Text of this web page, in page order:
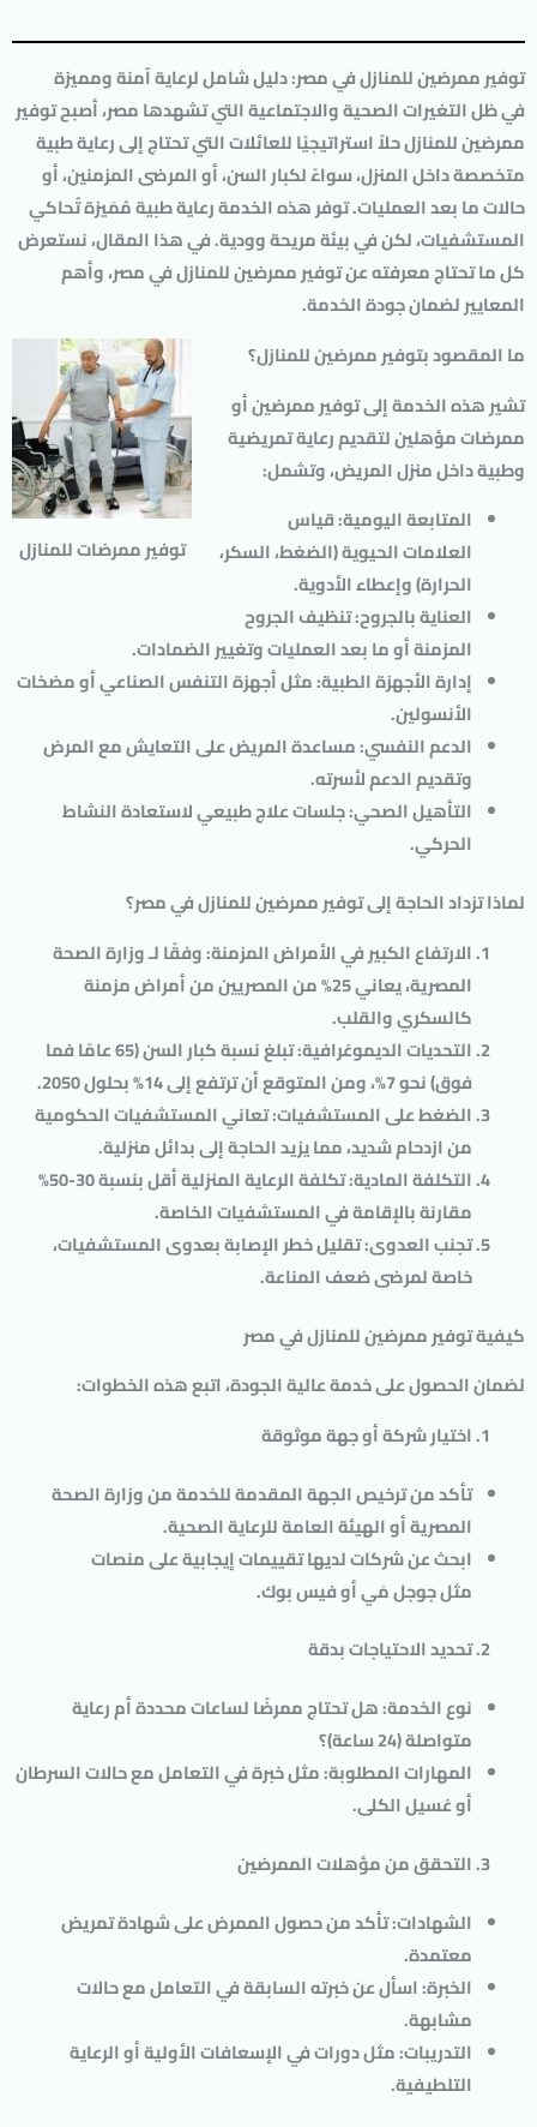
توفير ممرضين للمنازل في مصر: دليل شامل لرعاية آمنة ومميزة
في ظل التغيرات الصحية والاجتماعية التي تشهدها مصر، أصبحتوفير
ممرضين للمنازلحلاً استراتيجيًا للعائلات التي تحتاج إلى رعاية طبية
متخصصة داخل المنزل، سواءً لكبار السن، أو المرضى المزمنين، أو
حالات ما بعد العمليات. توفر هذه الخدمة رعاية طبية مُمَيزة تُحاكي
المستشفيات، لكن في بيئة مريحة وودية. في هذا المقال، نستعرض
كل ما تحتاج معرفته عنتوفير ممرضين للمنازل في مصر، وأهم
المعايير لضمان جودة الخدمة.
توفير ممرضات للمنازل
ما المقصود بتوفير ممرضين للمنازل؟
تشير هذه الخدمة إلى توفير ممرضين أو
ممرضات مؤهلين لتقديم رعاية تمريضية
وطبية داخل منزل المريض، وتشمل:
المتابعة اليومية: قياس
العلامات الحيوية (الضغط، السكر،
الحرارة) وإعطاء الأدوية.
العناية بالجروح: تنظيف الجروح
المزمنة أو ما بعد العمليات وتغيير الضمادات.
إدارة الأجهزة الطبية: مثل أجهزة التنفس الصناعي أو مضخات
الأنسولين.
الدعم النفسي: مساعدة المريض على التعايش مع المرض
وتقديم الدعم لأسرته.
التأهيل الصحي: جلسات علاج طبيعي لاستعادة النشاط
الحركي.
لماذا تزداد الحاجة إلى توفير ممرضين للمنازل في مصر؟
الارتفاع الكبير في الأمراض المزمنة: وفقًا لـوزارة الصحة
المصرية
، يعاني 25% من المصريين من أمراض مزمنة
كالسكري والقلب.
التحديات الديموغرافية
: تبلغ نسبة كبار السن (65 عامًا فما
فوق) نحو 7%، ومن المتوقع أن ترتفع إلى 14% بحلول 2050.
الضغط على المستشفيات: تعاني المستشفيات الحكومية
من ازدحام شديد، مما يزيد الحاجة إلى بدائل منزلية.
التكلفة المادية
: تكلفة الرعاية المنزلية أقل بنسبة 30-50%
مقارنة بالإقامة في المستشفيات الخاصة.
تجنب العدوى: تقليل خطر الإصابة بعدوى المستشفيات،
خاصة لمرضى ضعف المناعة.
كيفية توفير ممرضين للمنازل في مصر
لضمان الحصول على خدمة عالية الجودة، اتبع هذه الخطوات:
اختيار شركة أو جهة موثوقة
تأكد من ترخيص الجهة المقدمة للخدمة منوزارة الصحة
المصريةأوالهيئة العامة للرعاية الصحية.
ابحث عن شركات لديها تقييمات إيجابية على منصات
مثلجوجل مَيأوفيس بوك.
تحديد الاحتياجات بدقة
نوع الخدمة: هل تحتاج ممرضًا لساعات محددة أم رعاية
متواصلة (24 ساعة)؟
المهارات المطلوبة: مثل خبرة في التعامل مع حالات السرطان
أو غسيل الكلى.
التحقق من مؤهلات الممرضين
الشهادات: تأكد من حصول الممرض على شهادة تمريض
معتمدة.
الخبرة: اسأل عن خبرته السابقة في التعامل مع حالات
مشابهة.
التدريبات: مثل دورات في الإسعافات الأولية أو الرعاية
التلطيفية.